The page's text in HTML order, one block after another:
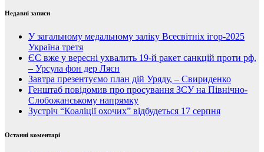
Недавні записи
У загальному медальному заліку Всесвітніх ігор-2025
Україна третя
ЄС вже у вересні ухвалить 19-й ракет санкцій проти рф,
– Урсула фон дер Ляєн
Завтра презентуємо план дій Уряду, – Свириденко
Генштаб повідомив про просування ЗСУ на Північно-
Слобожанському напрямку
Зустріч “Коаліції охочих” відбудеться 17 серпня
Останні коментарі